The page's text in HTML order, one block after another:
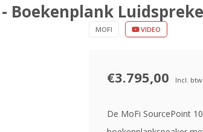
Boekenplank
MOFI VIDEO
€3.795,00 Incl. btw
De MoFi SourcePoint